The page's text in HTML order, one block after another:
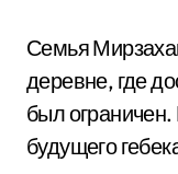
Семья
деревне, где
был
будущего